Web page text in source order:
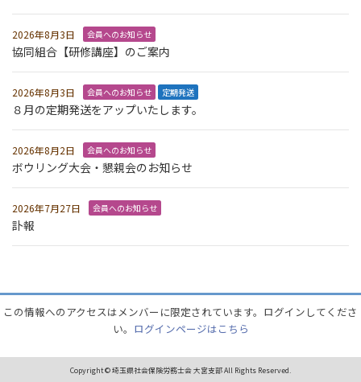
2026年8月3日 会員へのお知らせ
協同組合【研修講座】のご案内
2026年8月3日 会員へのお知らせ 定期発送
８月の定期発送をアップいたします。
2026年8月2日 会員へのお知らせ
ボウリング大会・懇親会のお知らせ
2026年7月27日 会員へのお知らせ
訃報
この情報へのアクセスはメンバーに限定されています。ログインしてくださ
い。 ログインページはこちら
Copyright © 埼玉県社会保険労務士会 大宮支部 All Rights Reserved.